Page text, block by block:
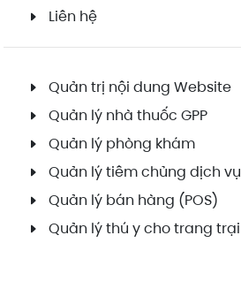
Liên hệ
Quản trị nội dung Website
Quản lý nhà thuốc GPP
Quản lý phòng khám
Quản lý tiêm chủng dịch vụ
Quản lý bán hàng (POS)
Quản lý thú y cho trang trại